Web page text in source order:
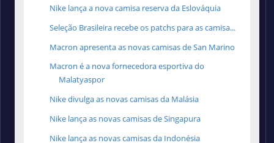
Nike lança a nova camisa reserva da Eslováquia
Seleção Brasileira recebe os patchs para as camisa...
Macron apresenta as novas camisas de San Marino
Macron é a nova fornecedora esportiva do
Malatyaspor
Nike divulga as novas camisas da Malásia
Nike lança as novas camisas de Singapura
Nike lança as novas camisas da Indonésia